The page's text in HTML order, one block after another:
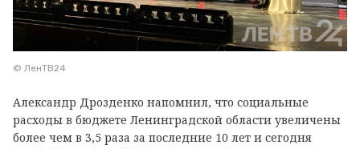
© ЛенТВ24
Александр Дрозденко напомнил, что социальные
расходы в бюджете Ленинградской области увеличены
более чем в 3,5 раза за последние 10 лет и сегодня